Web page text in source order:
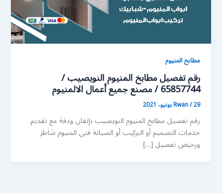
مطابخ المنيوم
رقم تفصيل مطابخ المنيوم النويصيب /
65857744 / مصنع جميع أعمال الالمنيوم
Rwan/29 يونيو، 2021
رقم تفصيل مطابخ المنيوم النويصيب بإتقان ودقة مع تقديم
خدمات التصميم أو التركيب أو الصيانة فني المنيوم شاطر
ورخيص تفصيل […]